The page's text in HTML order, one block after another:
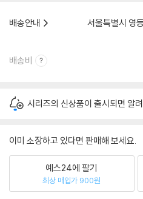
배송안내
서울특별시 영
배송비
시리즈의 신상품이 출시되면 알
이미 소장하고 있다면 판매해 보세요.
예스24에 팔기
최상 매입가 900원